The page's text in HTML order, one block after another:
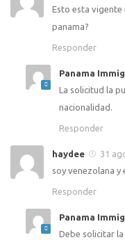
Esto esta vigente
panama?
Responder
Panama
La solicitud la
nacionalidad.
Responder
haydee
31
soy venezolana y
Responder
Panama
Debe solicitar